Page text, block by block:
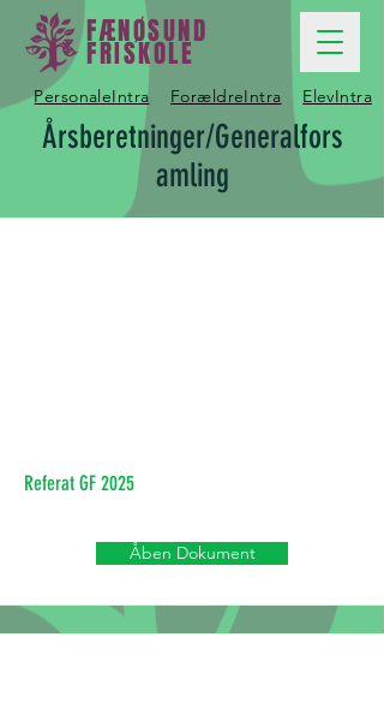
FÆNØSUND
FRISKOLE
PersonaleIntra ForældreIntra ElevIntra
Årsberetninger/Generalfors
amling
Referat GF 2025
Åben Dokument